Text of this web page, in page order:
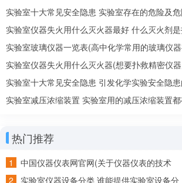
50ML 100ML 250ML 500ML 1000ML等多种，
体体积的仪器， （2）使用方法：刻度由上到
读数时可读到小数点后两位（最后一位为估计值
下端附有玻璃磨口的活塞，碱式滴定管下端连
个尖嘴。酸式滴定管不能装碱性溶液，碱式滴定
水，活塞是否转动灵活，量取体积前，必须调节
的测定要注意与洗气装置的区别。 5、 托盘天
平放平稳，游码放在刻度尺零处，调节左右两端
衡）；②垫纸（称量固体药品 不能直接放在托盘
沫还是二氧化碳
实验室十大常见安全隐患 实验室存在的危险及
实验室仪器失火用什么灭火器最好 什么灭火剂
最佳选择
实验室玻璃仪器一览表(高中化学常用的玻璃仪
实验室仪器失火用什么灭火器(想要扑救精密仪
么灭火剂)
实验室十大常见安全隐患 引发化学实验安全隐
实验室减压浓缩装置 实验室用的减压浓缩装置
热门推荐
中国仪器仪表网官网(关于仪器仪表的技术
资料在哪个网站比较好找~)
实验室仪器设备分类 谁能提供实验室设备分